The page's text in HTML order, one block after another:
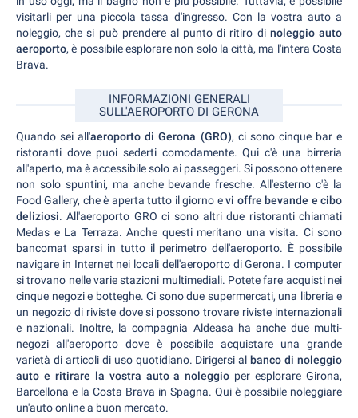
visitarli per una piccola tassa d'ingresso. Con la vostra auto a
noleggio, che si può prendere al punto di ritiro di noleggio auto
aeroporto, è possibile esplorare non solo la città, ma l'intera Costa
Brava.
INFORMAZIONI GENERALI
SULL'AEROPORTO DI GERONA
Quando sei all'aeroporto di Gerona (GRO), ci sono cinque bar e
ristoranti dove puoi sederti comodamente. Qui c'è una birreria
all'aperto, ma è accessibile solo ai passeggeri. Si possono ottenere
non solo spuntini, ma anche bevande fresche. All'esterno c'è la
Food Gallery, che è aperta tutto il giorno evi offre bevande e cibo
deliziosi. All'aeroporto GRO ci sono altri due ristoranti chiamati
Medas e La Terraza. Anche questi meritano una visita. Ci sono
bancomat sparsi in tutto il perimetro dell'aeroporto. È possibile
navigare in Internet nei locali dell'aeroporto di Gerona. I computer
si trovano nelle varie stazioni multimediali. Potete fare acquisti nei
cinque negozi e botteghe. Ci sono due supermercati, una libreria e
un negozio di riviste dove si possono trovare riviste internazionali
e nazionali. Inoltre, la compagnia Aldeasa ha anche due multi-
negozi all'aeroporto dove è possibile acquistare una grande
varietà di articoli di uso quotidiano. Dirigersi al banco di noleggio
auto e ritirare la vostra auto a noleggio per esplorare Girona,
Barcellona e la Costa Brava in Spagna. Qui è possibile noleggiare
un'auto online a buon mercato.